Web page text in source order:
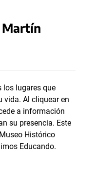
Martín
los lugares que
vida. Al cliquear en
a información
su presencia. Este
Histórico
Educando.